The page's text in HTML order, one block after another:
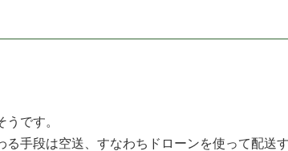
です。
手段は空送、すなわちドローンを使って配送